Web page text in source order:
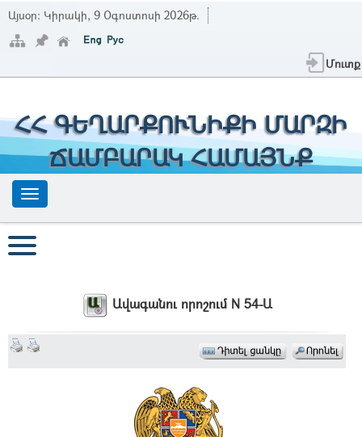
Այսօր: Կիրակի, 9 Օգոստոսի 2026թ.
Մուտք
ՀՀ ԳԵՂԱՐՔՈՒՆԻՔԻ ՄԱՐԶԻ
ՃԱՄԲԱՐԱԿ ՀԱՄԱՅՆՔ
Ավագանու որոշում N 54-Ա